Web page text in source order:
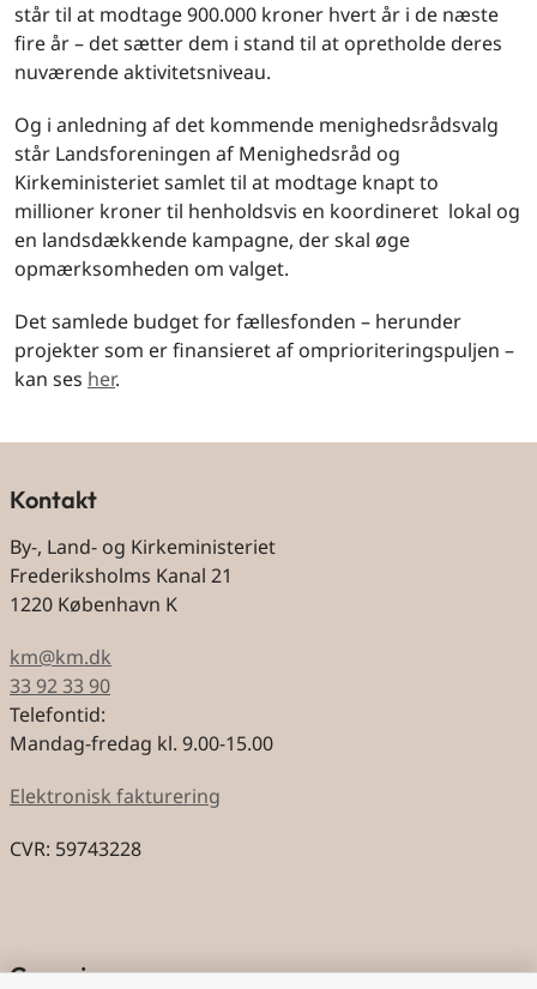
står til at modtage 900.000 kroner hvert år i de næste
fire år – det sætter dem i stand til at opretholde deres
nuværende aktivitetsniveau.
Og i anledning af det kommende menighedsrådsvalg
står Landsforeningen af Menighedsråd og
Kirkeministeriet samlet til at modtage knapt to
millioner kroner til henholdsvis en koordineret lokal og
en landsdækkende kampagne, der skal øge
opmærksomheden om valget.
Det samlede budget for fællesfonden – herunder
projekter som er finansieret af omprioriteringspuljen –
kan ses her.
Kontakt
By-, Land- og Kirkeministeriet
Frederiksholms Kanal 21
1220 København K
km@km.dk
33 92 33 90
Telefontid:
Mandag-fredag kl. 9.00-15.00
Elektronisk fakturering
CVR: 59743228
Genveje